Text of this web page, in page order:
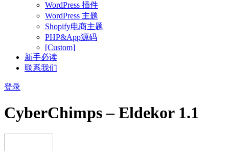
WordPress 插件
WordPress 主题
Shopify电商主题
PHP&App源码
[Custom]
新手必读
联系我们
登录
CyberChimps – Eldekor 1.1